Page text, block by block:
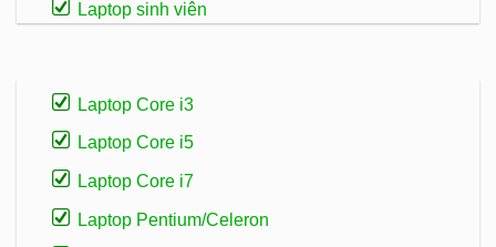
Laptop sinh viên
Laptop Core i3
Laptop Core i5
Laptop Core i7
Laptop Pentium/Celeron